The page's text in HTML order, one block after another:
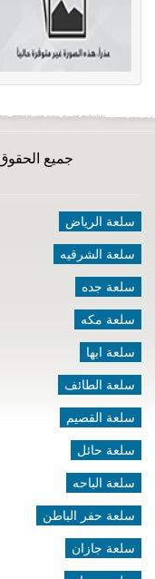
جميع
سلعة الرياض
سلعة الشرقيه
سلعة جده
سلعة مكه
سلعة ابها
سلعة الطائف
سلعة القصيم
سلعة حائل
سلعة الباحه
سلعة حفر الباطن
سلعة جازان